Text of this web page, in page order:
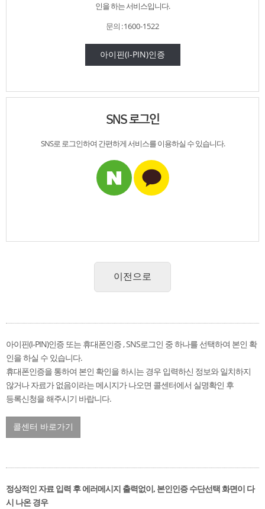
인을 하는 서비스입니다.
문의 :1600-1522
아이핀(I-PIN)인증
SNS 로그인
SNS로 로그인하여 간편하게 서비스를이용하실 수 있습니다.
이전으로
아이핀(I-PIN)인증 또는 휴대폰인증 , SNS로그인 중 하나를 선택하여 본인 확
인을 하실 수 있습니다.
휴대폰인증을 통하여 본인 확인을 하시는 경우 입력하신 정보와 일치하지
않거나 자료가 없음이라는 메시지가 나오면 콜센터에서 실명확인 후
등록신청을 해주시기 바랍니다.
콜센터 바로가기
정상적인 자료 입력 후 에러메시지 출력없이, 본인인증 수단선택 화면이 다
시 나온 경우